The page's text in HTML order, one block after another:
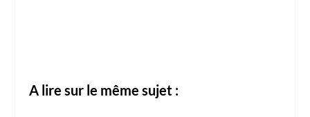
A lire sur le même sujet :